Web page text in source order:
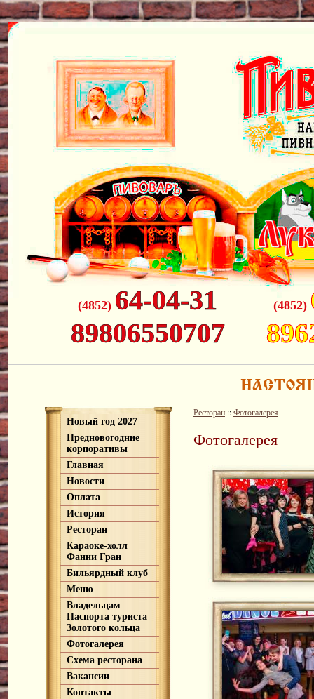
(4852) 64-04-31
89806550707
(4852)
Новый год 2027
Предновогодние
корпоративы
Главная
Новости
Оплата
История
Ресторан
Караоке-холл
Фанни Гран
Бильярдный клуб
Меню
Владельцам
Паспорта туриста
Золотого кольца
Фотогалерея
Схема ресторана
Вакансии
Контакты
Ресторан ::Фотогалерея
Фотогалерея